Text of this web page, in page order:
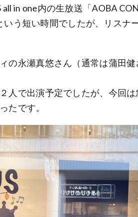
all in one内の生放送「AOBA
いう短い時間でしたが、リスナ
の永瀬真悠さん（通常は蒲田
人で出演予定でしたが、今回
たです。